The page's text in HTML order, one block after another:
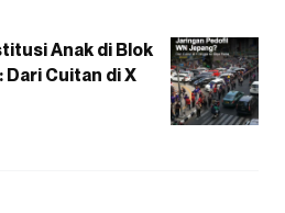
Anak di Blok
Dari Cuitan di X